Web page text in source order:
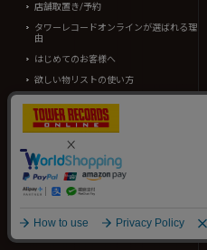
店舗取置き/予約
タワーレコードオンラインが選ばれる理
由
はじめてのお客様へ
欲しい物リストの使い方
規約、その他
メンバーズ利用規約
オンライン利用規約
マーケットプレイス利用規約